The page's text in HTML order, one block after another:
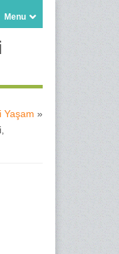
Menu
Yaşam »